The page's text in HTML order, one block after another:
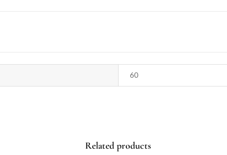
60
Related products